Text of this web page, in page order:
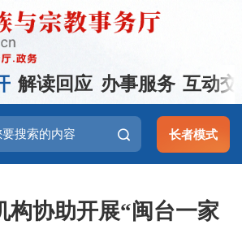
解读回应 办事服务 互动
长者模式
构协助开展“闽台一家